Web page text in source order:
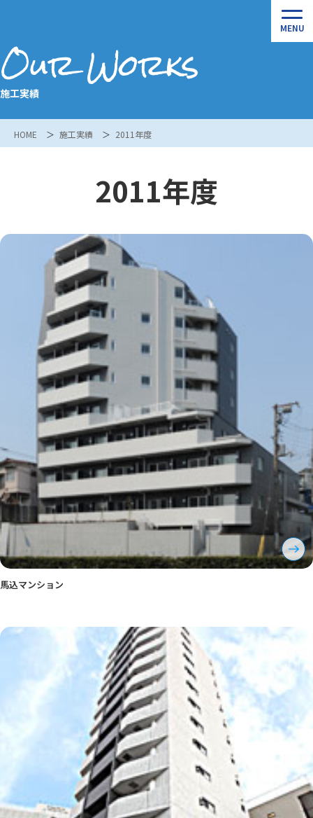
Our Works
施工実績
HOME 施工実績 2011年度
2011年度
馬込マンション